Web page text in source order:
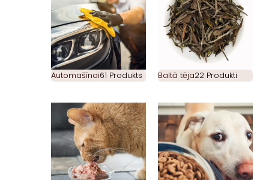
Automašīnai61 Produkts Baltā tēja22 Produkti